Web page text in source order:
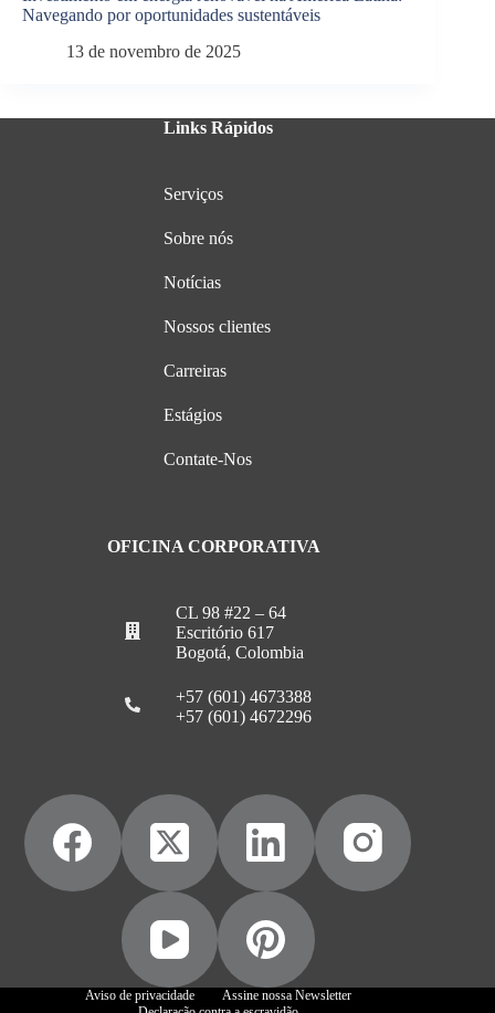
Navegando por oportunidades sustentáveis
13 de novembro de 2025
Links Rápidos
Serviços
Sobre nós
Notícias
Nossos clientes
Carreiras
Estágios
Contate-Nos
OFICINA CORPORATIVA
CL 98 #22 – 64
Escritório 617
Bogotá, Colombia
+57 (601) 4673388
+57 (601) 4672296
Aviso de privacidade
Assine nossa Newsletter